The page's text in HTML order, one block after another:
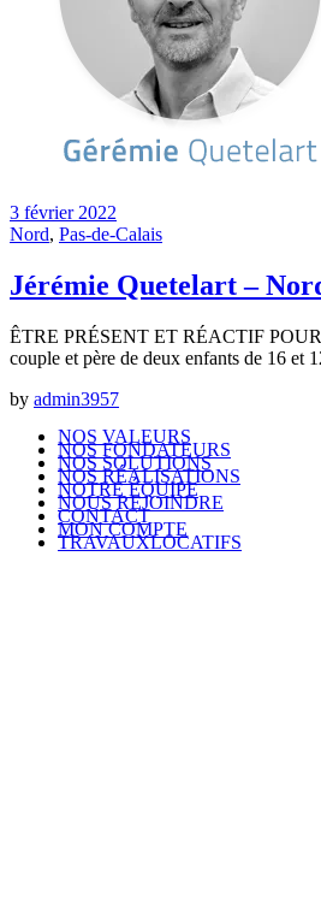
3 février 2022
Nord, Pas-de-Calais
Jérémie Quetelart –
ÊTRE PRÉSENT ET RÉACTIF
couple et père de deux enfants de 16 et
by admin3957
NOS VALEURS
NOS FONDATEURS
NOS SOLUTIONS
NOS RÉALISATIONS
NOTRE ÉQUIPE
NOUS REJOINDRE
CONTACT
MON COMPTE
TRAVAUXLOCATIFS